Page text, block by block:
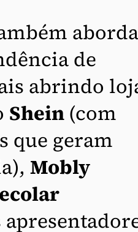
de
abrindo
Shein (com
que geram
Mobly